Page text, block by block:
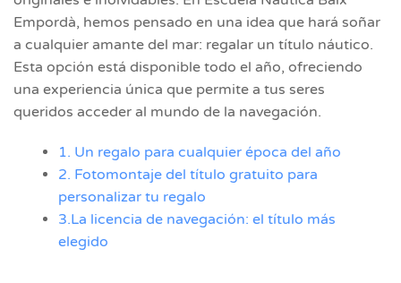
Empordà, hemos pensado en una idea que hará soñar
a cualquier amante del mar: regalar un título náutico.
Esta opción está disponible todo el año, ofreciendo
una experiencia única que permite a tus seres
queridos acceder al mundo de la navegación.
1. Un regalo para cualquier época del año
2. Fotomontaje del título gratuito para
personalizar tu regalo
3.La licencia de navegación: el título más
elegido